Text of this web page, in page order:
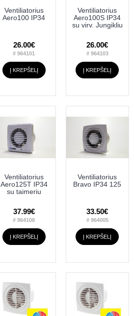
Ventiliatorius
Aero100 IP34
26.00€
# 964101
Į KREPŠELĮ
Ventiliatorius
Aero100S IP34
su virv. Jungikliu
26.00€
# 964103
Į KREPŠELĮ
Ventiliatorius
Aero125T IP34
su taimeriu
37.99€
# 964108
Į KREPŠELĮ
Ventiliatorius
Bravo IP34 125
33.50€
# 964005
Į KREPŠELĮ